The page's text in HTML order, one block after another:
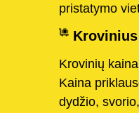
pristatymo
Krovinių
Kaina
dydžio,